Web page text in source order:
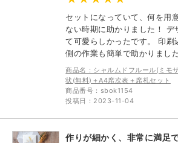
セットになっていて、何を用
ない時期に助かりました！ デ
て可愛らしかったです。 印刷
側の作業も簡単で助かりました
商品名：シャルムドフルール(ミモ
状(無料)＋A4席次表＋席札セット
商品番号：sbok1154
投稿日：2023-11-04
作りが細かく、非常に満足